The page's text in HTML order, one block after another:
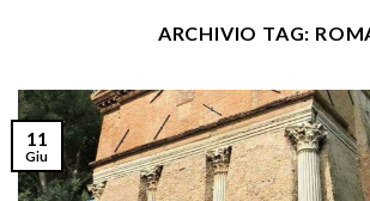
ARCHIVIO TAG:
11
Giu